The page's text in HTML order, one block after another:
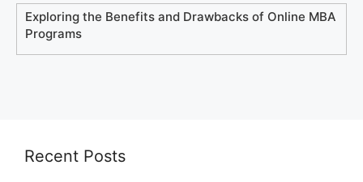
Exploring the Benefits and Drawbacks of Online MBA
Programs
Recent Posts